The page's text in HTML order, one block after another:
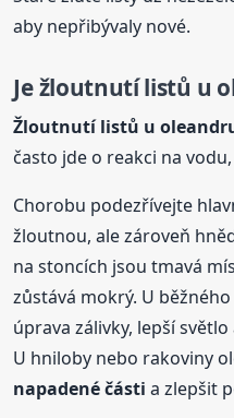
aby nepřibývaly nové.
Je žloutnutí listů u
Žloutnutí listů u
často jde o reakci na
Chorobu podezřívejte
žloutnou, ale zároveň
na stoncích jsou tmavá
zůstává mokrý. U
úprava zálivky, lepší
U hniloby nebo rakoviny
napadené části a zlepšit